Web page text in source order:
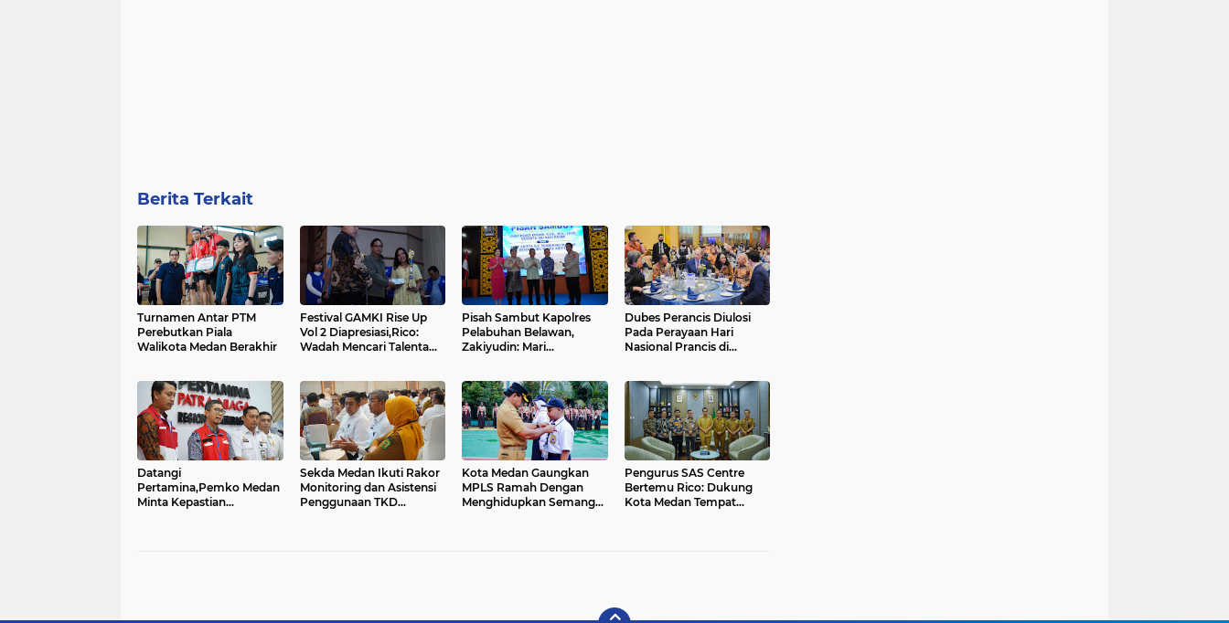
Berita Terkait
Turnamen Antar PTM
Perebutkan Piala
Walikota Medan Berakhir
Festival GAMKI Rise Up
Vol 2 Diapresiasi,Rico:
Wadah Mencari Talenta
Pisah Sambut Kapolres
Pelabuhan Belawan,
Zakiyudin: Mari
Dubes Perancis Diulosi
Pada Perayaan Hari
Nasional Prancis di
Datangi
Pertamina,Pemko Medan
Minta Kepastian
Sekda Medan Ikuti Rakor
Monitoring dan Asistensi
Penggunaan TKD
Kota Medan Gaungkan
MPLS Ramah Dengan
Menghidupkan Semangat
Pengurus SAS Centre
Bertemu Rico: Dukung
Kota Medan Tempat